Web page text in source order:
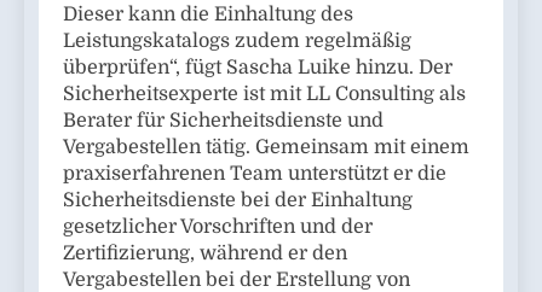
Dieser kann die Einhaltung des
Leistungskatalogs zudem regelmäßig
überprüfen“, fügt Sascha Luike hinzu. Der
Sicherheitsexperte ist mit LL Consulting als
Berater für Sicherheitsdienste und
Vergabestellen tätig. Gemeinsam mit einem
praxiserfahrenen Team unterstützt er die
Sicherheitsdienste bei der Einhaltung
gesetzlicher Vorschriften und der
Zertifizierung, während er den
Vergabestellen bei der Erstellung von